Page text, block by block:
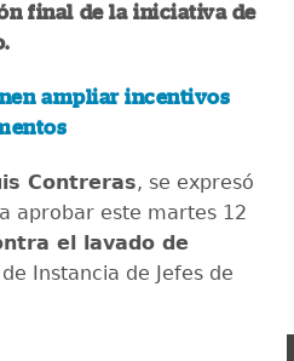
final de la iniciativa de
ampliar incentivos
Contreras, se expresó
aprobar este martes 12
el lavado de
Instancia de Jefes de